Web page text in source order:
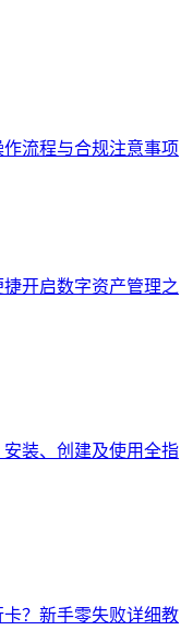
流程与合规注意事项
开启数字资产管理之
装、创建及使用全指
？新手零失败详细教